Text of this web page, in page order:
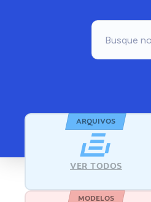
ARQUIVOS
VER TODOS
MODELOS